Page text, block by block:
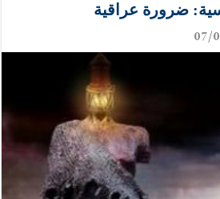
ضرورة عراقية
07/